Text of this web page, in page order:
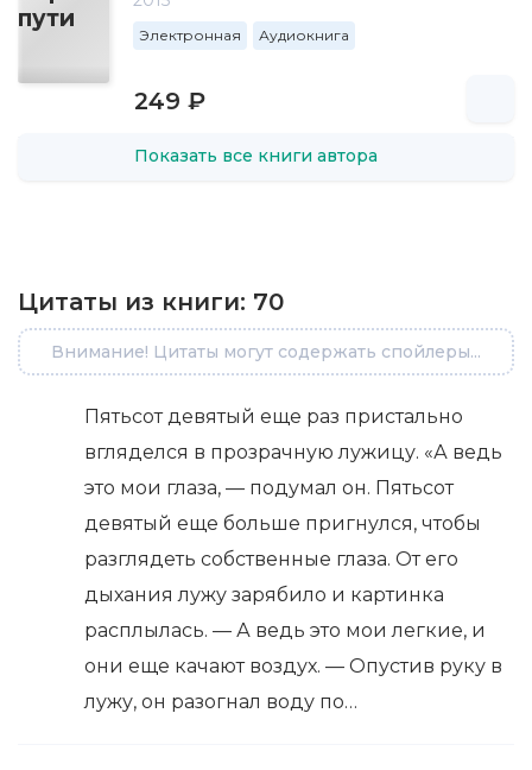
Электронная Аудиокнига
249 ₽
Показать все книги автора
Цитаты из книги: 70
Внимание! Цитаты могут содержать спойлеры...
Пятьсот девятый еще раз пристально
вгляделся в прозрачную лужицу. «А ведь
это мои глаза, — подумал он. Пятьсот
девятый еще больше пригнулся, чтобы
разглядеть собственные глаза. От его
дыхания лужу зарябило и картинка
расплылась. — А ведь это мои легкие, и
они еще качают воздух. — Опустив руку в
лужу, он разогнал воду по…